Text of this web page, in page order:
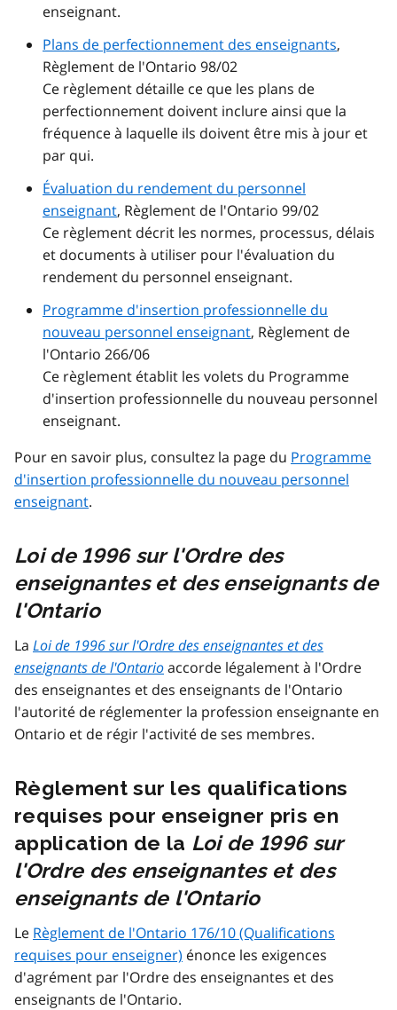
enseignant.
Plans de perfectionnement des enseignants,
Règlement de l'Ontario 98/02
Ce règlement détaille ce que les plans de
perfectionnement doivent inclure ainsi que la
fréquence à laquelle ils doivent être mis à jour et
par qui.
Évaluation du rendement du personnel
enseignant, Règlement de l'Ontario 99/02
Ce règlement décrit les normes, processus, délais
et documents à utiliser pour l'évaluation du
rendement du personnel enseignant.
Programme d'insertion professionnelle du
nouveau personnel enseignant, Règlement de
l'Ontario 266/06
Ce règlement établit les volets du Programme
d'insertion professionnelle du nouveau personnel
enseignant.
Pour en savoir plus, consultez la page du Programme
d'insertion professionnelle du nouveau personnel
enseignant.
Loi de 1996 sur l'Ordre des
enseignantes et des enseignants de
l'Ontario
La Loi de 1996 sur l'Ordre des enseignantes et des
enseignants de l'Ontarioaccorde légalement à l'Ordre
des enseignantes et des enseignants de l'Ontario
l'autorité de réglementer la profession enseignante en
Ontario et de régir l'activité de ses membres.
Règlement sur les qualifications
requises pour enseigner pris en
application de la Loi de 1996 sur
l'Ordre des enseignantes et des
enseignants de l'Ontario
Le Règlement de l'Ontario 176/10 (Qualifications
requises pour enseigner) énonce les exigences
d'agrément par l'Ordre des enseignantes et des
enseignants de l'Ontario.